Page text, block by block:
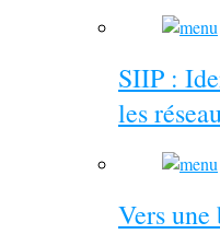
SIIP :
les
Vers